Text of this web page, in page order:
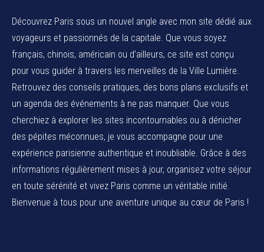
Découvrez Paris sous un nouvel angle avec mon site dédié aux
voyageurs et passionnés de la capitale. Que vous soyez
français, chinois, américain ou d’ailleurs, ce site est conçu
pour vous guider à travers les merveilles de la Ville Lumière.
Retrouvez des conseils pratiques, des bons plans exclusifs et
un agenda des événements à ne pas manquer. Que vous
cherchiez à explorer les sites incontournables ou à dénicher
des pépites méconnues, je vous accompagne pour une
expérience parisienne authentique et inoubliable. Grâce à des
informations régulièrement mises à jour, organisez votre séjour
en toute sérénité et vivez Paris comme un véritable initié.
Bienvenue à tous pour une aventure unique au cœur de Paris !